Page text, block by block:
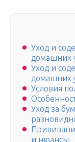
Уход и
домашних
Уход и
домашних
Условия
Уход за
и нюансы